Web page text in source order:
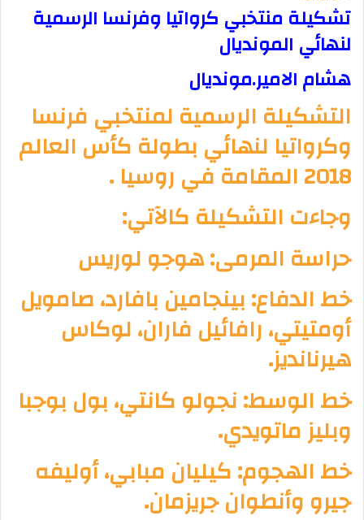
تشكيلة منتخبي كرواتيا وفرنسا الرسمية
لنهائي المونديال
هشام الامير.مونديال
التشكيلة الرسمية لمنتخبي فرنسا
وكرواتيا لنهائي بطولة كأس العالم
2018 المقامة في روسيا .
وجاءت التشكيلة كالآتي:
حراسة المرمى: هوجو لوريس
خط الدفاع: بينجامين بافارد، صامويل
أومتيتي، رافائيل فاران، لوكاس
هيرنانديز.
خط الوسط: نجولو كانتي، بول بوجبا
وبليز ماتويدي.
خط الهجوم: كيليان مبابي، أوليفه
جيرو وأنطوان جريزمان.